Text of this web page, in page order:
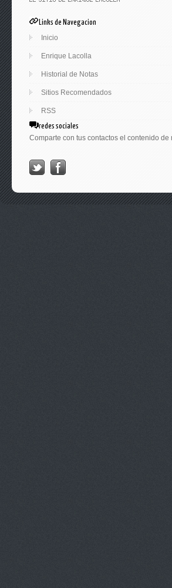
Links de Navegacion
Inicio
Enrique Lacolla
Historial de Notas
Sitios Recomendados
RSS
redes sociales
Comparte con tus contactos el contenido de